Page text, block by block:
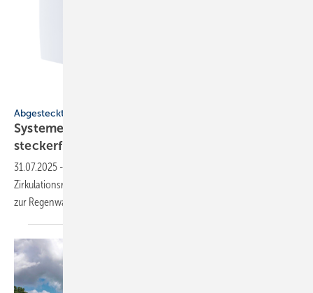
Abgesteckt
Systeme für SHK-Profis: en­er­gie­ef­fi­zi­ent, mo­bil,
ste­cker­fer­tig
31.07.2025 -
Zirkulationsregulierventil, mobiles Hartlötgerät, steckerfertige Anlagen
zur Regenwassernutzung.